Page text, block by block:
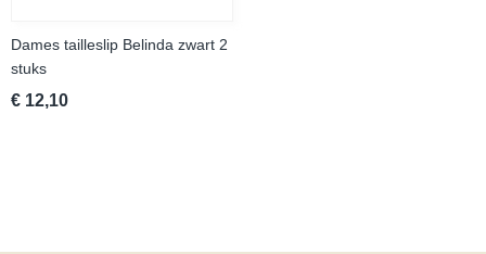
Dames tailleslip Belinda zwart 2
stuks
€ 12,10